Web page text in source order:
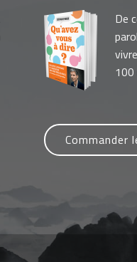
De
100
Commander